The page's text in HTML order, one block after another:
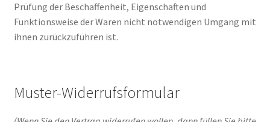
Prüfung der Beschaffenheit, Eigenschaften und
Funktionsweise der Waren nicht notwendigen Umgang mit
ihnen zurückzuführen ist.
Muster-Widerrufsformular